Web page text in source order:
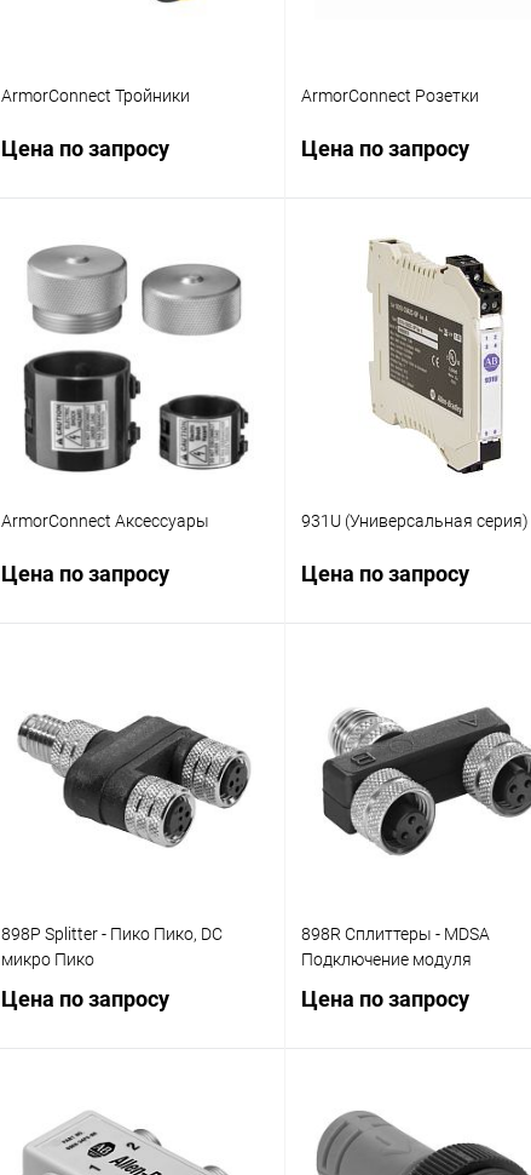
ArmorConnect Тройники
Цена по запросу
Запросить цену
Купить в 1 клик Сравнение
В избранное
ArmorConnect Розетки
Цена по запросу
Запросить цену
Купить в 1 клик
В избранное
Наличие
уточняйте
ArmorConnect Аксессуары
Цена по запросу
Купить в 1 клик Сравнение
В избранное
Наличие
уточняйте
931U (Универсальная серия)
Цена по запросу
Купить в 1 клик
В избранное
уточняйте
898Р Splitter - Пико Пико, DC
микро Пико
Цена по запросу
Купить в 1 клик Сравнение
898R Сплиттеры - MDSA
Подключение модуля
Цена по запросу
Купить в 1 клик